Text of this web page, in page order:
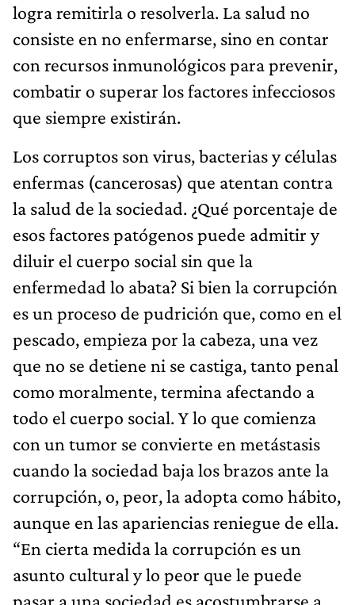
logra remitirla o resolverla. La salud no
consiste en no enfermarse, sino en contar
con recursos inmunológicos para prevenir,
combatir o superar los factores infecciosos
que siempre existirán.
Los corruptos son virus, bacterias y células
enfermas (cancerosas) que atentan contra
la salud de la sociedad. ¿Qué porcentaje de
esos factores patógenos puede admitir y
diluir el cuerpo social sin que la
enfermedad lo abata? Si bien la corrupción
es un proceso de pudrición que, como en el
pescado, empieza por la cabeza, una vez
que no se detiene ni se castiga, tanto penal
como moralmente, termina afectando a
todo el cuerpo social. Y lo que comienza
con un tumor se convierte en metástasis
cuando la sociedad baja los brazos ante la
corrupción, o, peor, la adopta como hábito,
aunque en las apariencias reniegue de ella.
“En cierta medida la corrupción es un
asunto cultural y lo peor que le puede
pasar a una sociedad es acostumbrarse a